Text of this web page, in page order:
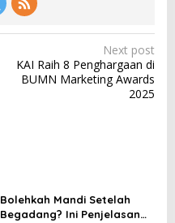
Next post
KAI Raih 8 Penghargaan di
BUMN Marketing Awards
2025
Bolehkah Mandi Setelah
Begadang? Ini Penjelasan